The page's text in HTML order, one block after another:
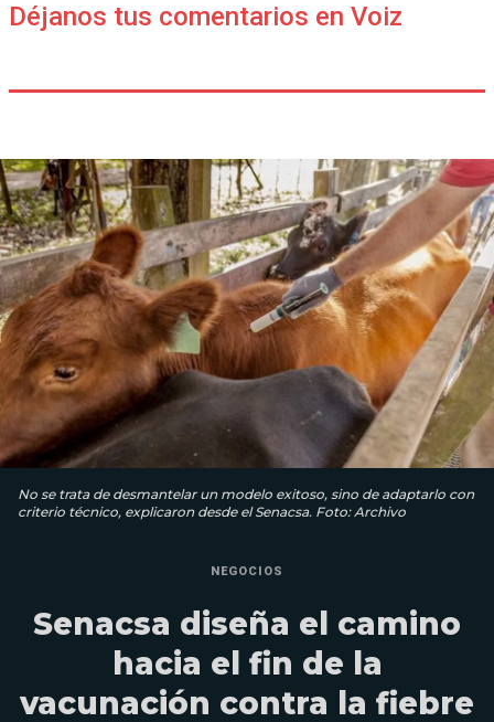
Déjanos tus comentarios en Voiz
No se trata de desmantelar un modelo exitoso, sino de adaptarlo con
criterio técnico, explicaron desde el Senacsa. Foto: Archivo
NEGOCIOS
Senacsa diseña el camino
hacia el fin de la
vacunación contra la fiebre